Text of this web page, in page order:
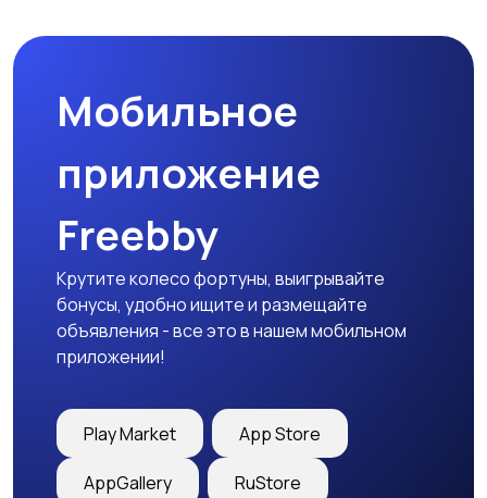
Изготовление на
Продукты питания и
Уход за животными
Мобильное
приложение
Freebby
Крутите колесо фортуны, выигрывайте
бонусы, удобно ищите и размещайте
объявления - все это в нашем мобильном
приложении!
Play Market App Store
AppGallery RuStore